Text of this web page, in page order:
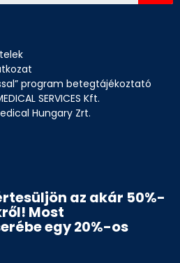
program betegtájékoztató
SERVICES Kft.
Hungary Zrt.
az akár 50%-
Most
egy 20%-os